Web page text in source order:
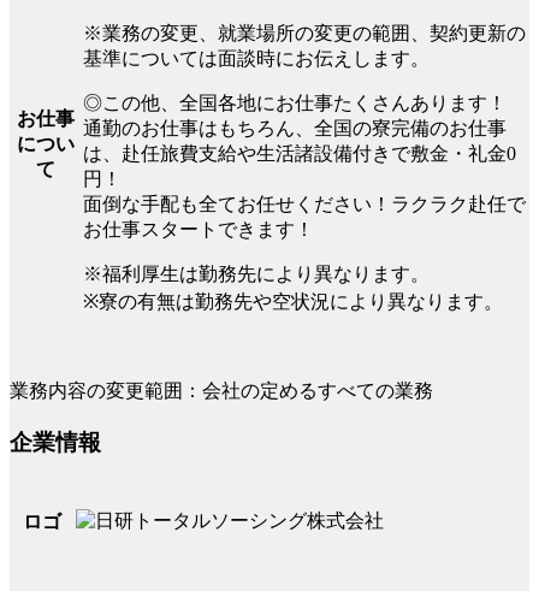
お仕事
につい
て
※業務の変更、就業場所の変更の範囲、契約更新の
基準については面談時にお伝えします。
◎この他、全国各地にお仕事たくさんあります！
通勤のお仕事はもちろん、全国の寮完備のお仕事
は、赴任旅費支給や生活諸設備付きで敷金・礼金0
円！
面倒な手配も全てお任せください！ラクラク赴任で
お仕事スタートできます！
※福利厚生は勤務先により異なります。
※寮の有無は勤務先や空状況により異なります。
業務内容の変更範囲：会社の定めるすべての業務
企業情報
ロゴ